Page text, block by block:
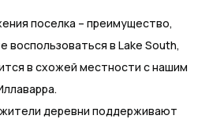
поселка – преимущество,
в Lake South,
в схожей местности с нашим
деревни поддерживают